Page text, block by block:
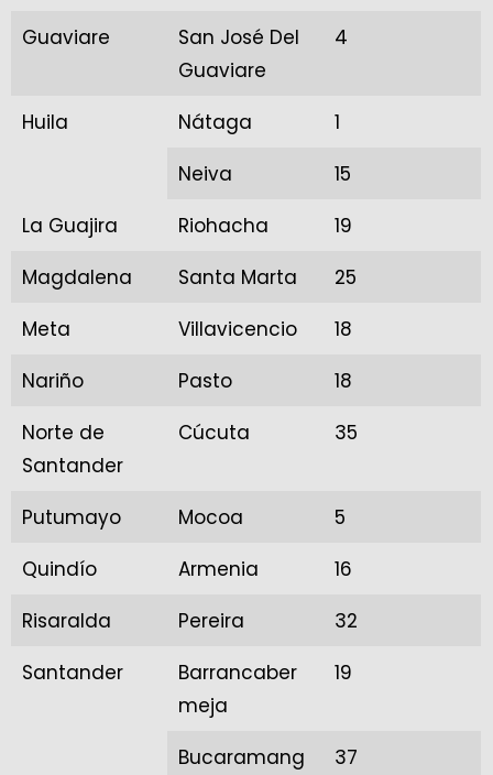
Guaviare
San José Del
Guaviare
4
Huila Nátaga
1
Neiva
15
La Guajira
Riohacha
19
Magdalena
Santa Marta
25
Meta
Villavicencio
18
Nariño
Pasto
18
Norte de
Santander
Cúcuta 35
Putumayo Mocoa
5
Quindío
Armenia
16
Risaralda
Pereira
32
Santander
Barrancaber
meja
19
Bucaramang
37